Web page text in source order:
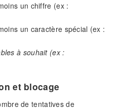
un chiffre (ex :
un caractère spécial (ex :
à souhait (ex :
et blocage
de tentatives de